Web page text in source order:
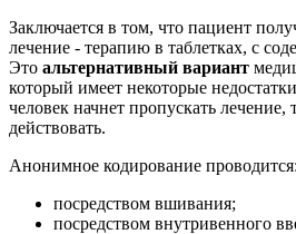
Заключается в том, что пациент
лечение - терапию в таблетках, с
Это альтернативный вариант
который имеет некоторые
человек начнет пропускать лечение,
действовать.
Анонимное кодирование проводится:
посредством вшивания;
посредством внутривенного